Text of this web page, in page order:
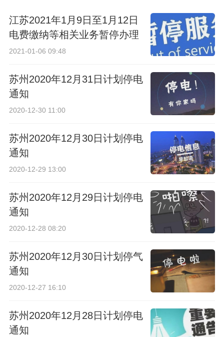
江苏2021年1月9日至1月12日
电费缴纳等相关业务暂停办理
2021-01-06 09:48
苏州2020年12月31日计划停电
通知
2020-12-30 11:00
苏州2020年12月30日计划停电
通知
2020-12-29 13:00
苏州2020年12月29日计划停电
通知
2020-12-28 08:20
苏州2020年12月30日计划停气
通知
2020-12-27 16:10
苏州2020年12月28日计划停电
通知